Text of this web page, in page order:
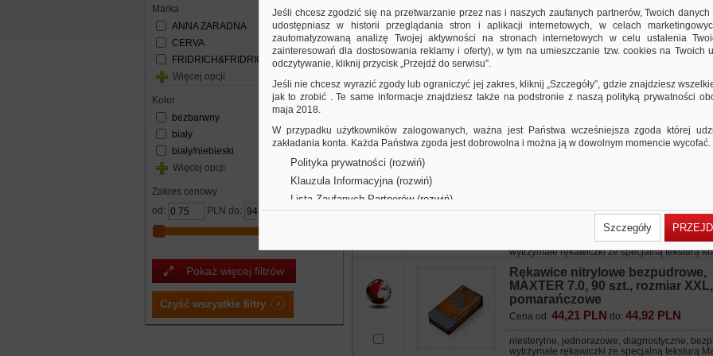
Marka
ANNA ZARADNA
CERVA
FRIDRICH&FRIDRICH
Więcej opcji
kolor
bezbarwny
biały
biały/niebieski
Więcej opcji
Zakres cenowy
od:
PLN do: PLN
Pokaż więcej filtrów
Czyść wszystkie filtry
niesterylne, jednorazowe, diagnostyczne,
MAXTER 6.0, 100 szt., rozmiar M,
Cena od: 44,92 PLNdo:46,05 PLN
niesterylne, jednorazowe, diagnostyczne,
44,21 PLNdo:44,92 PLN
niesterylne, jednorazowe, diagnostyczne,
wytrzymałe rękawiczki ze specjalną teksturą
Rękawice nitrylowe bezpudrowe,
MAXTER 7.0, 90 szt., rozmiar XXL,
pomarańczowe
Cena od: 44,21 PLN do: 44,92 PLN
niesterylne, jednorazowe, diagnostyczne,
wytrzymałe rękawiczki ze specjalną teksturą
Jeśli chcesz zgodzić się na przetwarzanie przez nas i naszych zaufanych partnerów, Twoich danych
udostępniasz w historii przeglądania stron i aplikacji internetowych, w celach
zautomatyzowaną analizę Twojej aktywności na stronach internetowych w celu ustalenia
zainteresowań dla dostosowania reklamy i oferty), w tym na umieszczanie tzw. cookies na Twoich
odczytywanie, kliknij przycisk „Przejdź do serwisu”.
Jeśli nie chcesz wyrazić zgody lub ograniczyć jej zakres, kliknij „Szczegóły”, gdzie znajdziesz
jak to zrobić . Te same informacje znajdziesz także na podstronie z naszą polityką prywatności
maja 2018.
W przypadku użytkowników zalogowanych, ważna jest Państwa wcześniejsza zgoda której
zakładania konta. Każda Państwa zgoda jest dobrowolna i można ją w dowolnym momencie wycofać.
Polityka prywatności (rozwiń)
Klauzula Informacyjna (rozwiń)
Lista Zaufanych Partnerów (rozwiń)
Szczegóły